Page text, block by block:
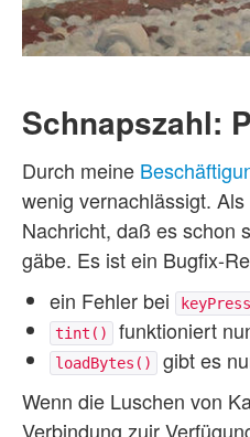
Schnapszahl:
Durch meine
wenig vernachlässigt.
Nachricht, daß es schon
gäbe. Es ist ein Bugfix-
ein Fehler bei
tint() funktioniert
loadBytes()
gibt es
Wenn die Luschen von
Verbindung zuir